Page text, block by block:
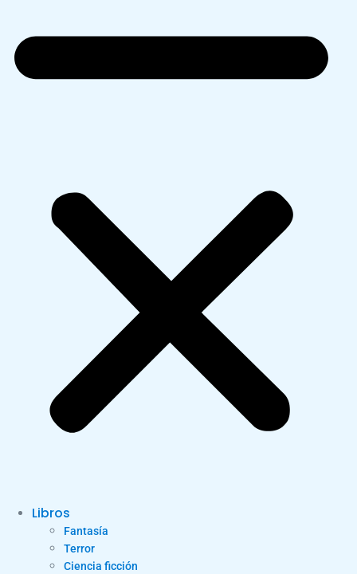
Libros
Fantasía
Terror
Ciencia ficción